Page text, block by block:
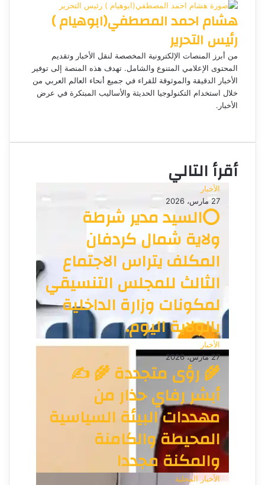
ر
د
إ
ل
ك
ت
ي
و
ك
جج
ر
ا
ب
ر
ا
هشام احمد المصطفي(ابوهيام )
رئيس التحرير
من أبرز المنصات الإلكترونية المخصصة لنقل الأخبار وتقديم
المحتوى الإعلامي المتنوع والشامل. تهدف هذه المنصة إلى توفير
الأخبار الدقيقة والموثوقة للقراء في جميع أنحاء العالم العربي من
خلال استخدام التكنولوجيا الحديثة والأساليب المبتكرة في عرض
الأخبار.
ق
اأقرأ التالي
الأخبار
27 مارس، 2026
⭕السيد مدير شرطة
ولاية شمال كردفان
المكلف يتراس الاجتماع
الثالث للمجلس التنسيقي
لمكونات وزارة الداخلية
بالولاية اليوم.
الأخبار
27 مارس، 2026
🌾 رؤى متجددة 🌾 ✍️
أبشر رفاي حذار من
مهددات البيئة السياسية
المحيطة والكامنة
والمكنة مجددا
الأخبار المحلية